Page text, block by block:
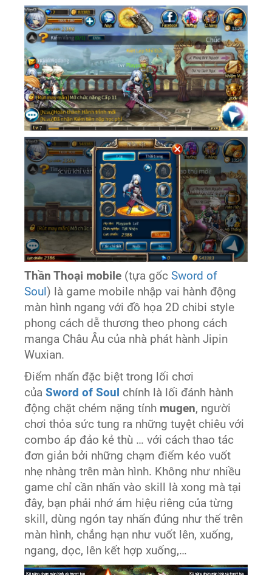
Thần Thoại mobile (tựa gốcSword of
Soul) là game mobile nhập vai hành động
màn hình ngang với đồ họa 2D chibi style
phong cách dễ thương theo phong cách
manga Châu Âu của nhà phát hành Jipin
Wuxian.
Điểm nhấn đặc biệt trong lối chơi
củaSword of Soul chính là lối đánh hành
động chặt chém nặng tính mugen, người
chơi thỏa sức tung ra những tuyệt chiêu với
combo áp đảo kẻ thù … với cách thao tác
đơn giản bởi những chạm điểm kéo vuốt
nhẹ nhàng trên màn hình. Không như nhiều
game chỉ cần nhấn vào skill là xong mà tại
đây, bạn phải nhớ ám hiệu riêng của từng
skill, dùng ngón tay nhấn đúng như thế trên
màn hình, chẳng hạn như vuốt lên, xuống,
ngang, dọc, lên kết hợp xuống,…